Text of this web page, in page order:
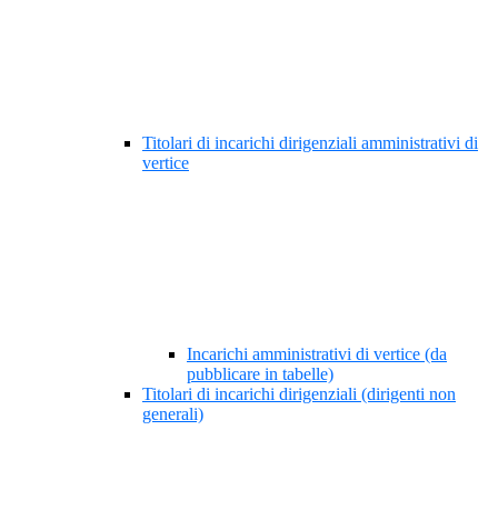
Titolari di incarichi dirigenziali amministrativi di
vertice
Incarichi amministrativi di vertice (da
pubblicare in tabelle)
Titolari di incarichi dirigenziali (dirigenti non
generali)